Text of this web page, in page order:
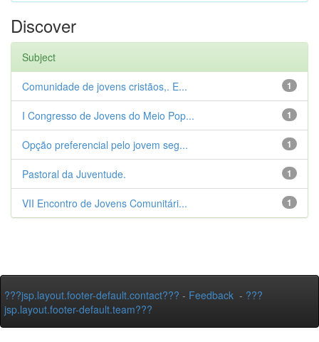
Discover
Subject
1
Comunidade de jovens cristãos,. E...
1
I Congresso de Jovens do Meio Pop...
1
Opção preferencial pelo jovem seg...
1
Pastoral da Juventude.
1
VII Encontro de Jovens Comunitári...
???jsp.layout.footer-default.contact??? - Feedback - ???
jsp.layout.footer-default.team???